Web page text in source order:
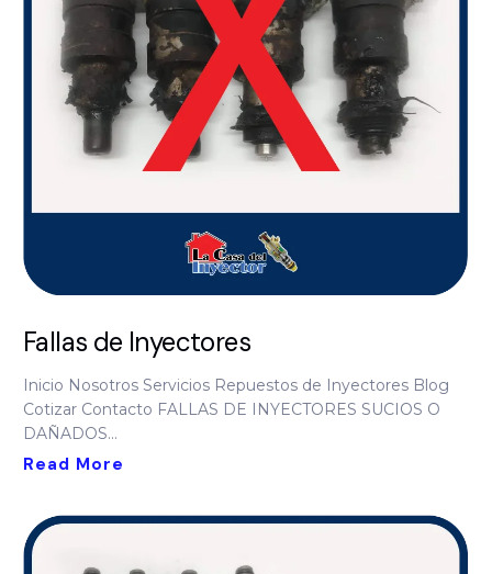
Fallas de Inyectores
Inicio Nosotros Servicios Repuestos de Inyectores Blog
Cotizar Contacto FALLAS DE INYECTORES SUCIOS O
DAÑADOS...
Read More